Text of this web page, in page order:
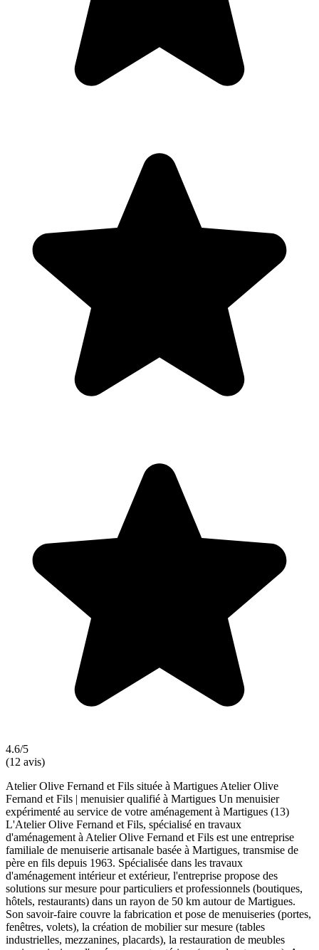
4.6/5
(12 avis)
Atelier Olive Fernand et Fils située à Martigues Atelier Olive
Fernand et Fils | menuisier qualifié à Martigues Un menuisier
expérimenté au service de votre aménagement à Martigues (13)
L'Atelier Olive Fernand et Fils, spécialisé en travaux
d'aménagement à Atelier Olive Fernand et Fils est une entreprise
familiale de menuiserie artisanale basée à Martigues, transmise de
père en fils depuis 1963. Spécialisée dans les travaux
d'aménagement intérieur et extérieur, l'entreprise propose des
solutions sur mesure pour particuliers et professionnels (boutiques,
hôtels, restaurants) dans un rayon de 50 km autour de Martigues.
Son savoir-faire couvre la fabrication et pose de menuiseries (portes,
fenêtres, volets), la création de mobilier sur mesure (tables
industrielles, mezzanines, placards), la restauration de meubles